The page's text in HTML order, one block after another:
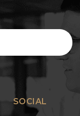
SOCIAL